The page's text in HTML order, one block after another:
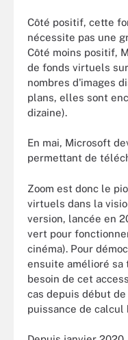
Côté positif, cette
nécessite pas une
Côté moins positif,
de fonds virtuels
nombres d'images
plans, elles sont
dizaine).
En mai, Microsoft
permettant de
Zoom est donc le
virtuels dans la
version, lancée en
vert pour
cinéma). Pour
ensuite amélioré sa
besoin de cet
cas depuis début
puissance de calcul